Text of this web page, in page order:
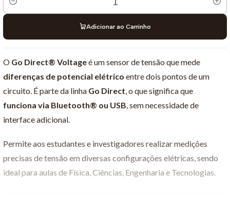
Quantidade
Adicionar ao Carrinho
O Go Direct® Voltageé um sensor de tensão que mede
diferenças de potencial elétrico entre dois pontos de um
circuito. É parte da linha Go Direct , o que significa que
funciona via Bluetooth® ou USB , sem necessidade de
interface adicional.
Permite aos estudantes e investigadores realizar medições
precisas de tensão em diversas configurações elétricas, sendo
ideal para aulas de Física, Ciências, Engenharia e Tecnologias.